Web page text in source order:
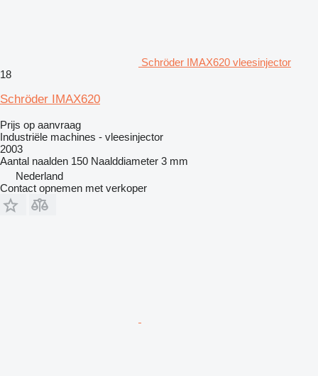
Schröder IMAX620 vleesinjector
18
Schröder IMAX620
Prijs op aanvraag
Industriële machines - vleesinjector
2003
Aantal naalden 150 Naalddiameter 3 mm
Nederland
Contact opnemen met verkoper